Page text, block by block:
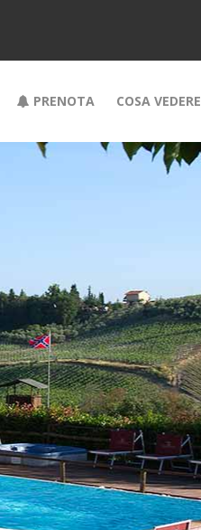
PRENOTA COSA VEDERE